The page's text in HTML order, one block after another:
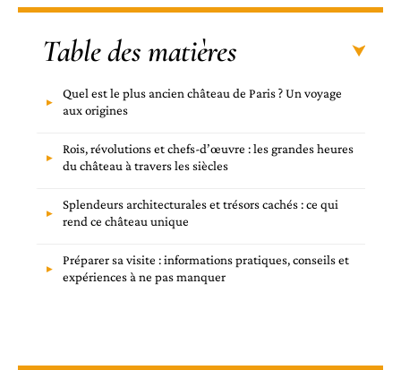
Table des matières
Quel est le plus ancien château de Paris ? Un voyage
aux origines
Rois, révolutions et chefs-d’œuvre : les grandes heures
du château à travers les siècles
Splendeurs architecturales et trésors cachés : ce qui
rend ce château unique
Préparer sa visite : informations pratiques, conseils et
expériences à ne pas manquer